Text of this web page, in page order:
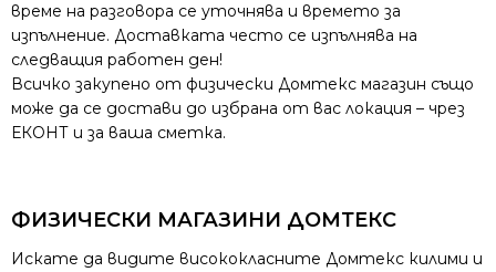
време на разговора се уточнява и времето за
изпълнение. Доставката често се изпълнява на
следващия работен ден!
Всичко закупено от физически Домтекс магазин също
може да се достави до избрана от вас локация – чрез
ЕКОНТ и за ваша сметка.
ФИЗИЧЕСКИ МАГАЗИНИ ДОМТЕКС
Искате да видите висококласните Домтекс килими и